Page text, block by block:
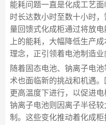
能耗问题一直是化成工艺
时长达数小时至数十小时
量回馈式化成柜通过将放
上的能耗，大幅降低生产
理念，正引领着电池制造业
随着固态电池、钠离子电
术也面临新的挑战和机遇
更高温度下进行，以促进电
钠离子电池则因离子半径
制。这些变化推动着化成